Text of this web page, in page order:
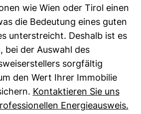
wie Wien oder Tirol einen
die Bedeutung eines guten
unterstreicht. Deshalb ist es
bei der Auswahl des
sorgfältig
den Wert Ihrer Immobilie
Kontaktieren Sie uns
Energieausweis.